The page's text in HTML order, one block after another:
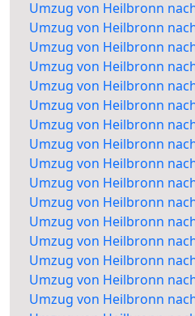
Umzug von Heilbronn
Umzug von Heilbronn
Umzug von Heilbronn
Umzug von Heilbronn
Umzug von Heilbronn
Umzug von Heilbronn
Umzug von Heilbronn
Umzug von Heilbronn
Umzug von Heilbronn
Umzug von Heilbronn
Umzug von Heilbronn
Umzug von Heilbronn
Umzug von Heilbronn
Umzug von Heilbronn
Umzug von Heilbronn
Umzug von Heilbronn